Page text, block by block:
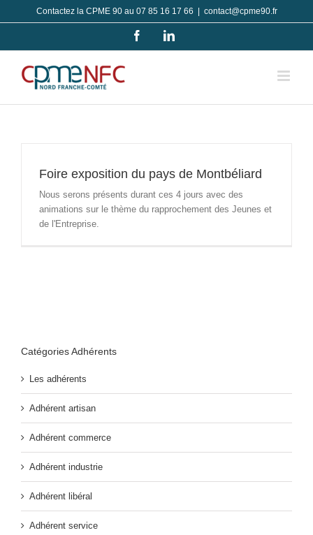
au
Contactez la CPME 90 au 07 85 16 17 66 contact@cpme90.fr
FacebookLinkedIn
Foire exposition du pays de Montbéliard
Nous serons présents durant ces 4 jours avec des
animations sur le thème du rapprochement des Jeunes et
de l'Entreprise.
Catégories Adhérents
Les adhérents
Adhérent artisan
Adhérent commerce
Adhérent industrie
Adhérent libéral
Adhérent service